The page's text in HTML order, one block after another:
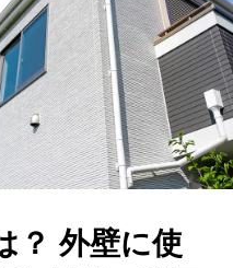
来場予約
？ 外壁に使